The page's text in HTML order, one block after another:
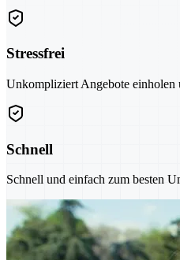
Stressfrei
Unkompliziert Angebote einholen
Schnell
Schnell und einfach zum besten